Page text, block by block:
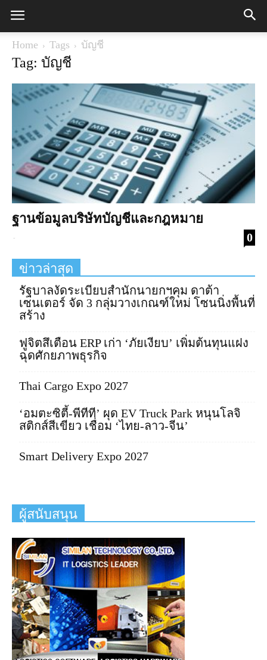
Home Tags บัญชี
Tag: บัญชี
ฐานข้อมูลบริษัทบัญชีและกฎหมาย
- 0
ข่าวล่าสุด
รัฐบาลงัดระเบียบสำนักนายกฯคุม ดาต้า
เซนเตอร์ จัด 3 กลุ่มวางเกณฑ์ใหม่ โซนนิ่งพื้นที่
สร้าง
ฟูจิตสึเตือน ERP เก่า ‘ภัยเงียบ’ เพิ่มต้นทุนแฝง
ฉุดศักยภาพธุรกิจ
Thai Cargo Expo 2027
‘อมตะซิตี้-พีทีที’ ผุด EV Truck Park หนุนโลจิ
สติกส์สีเขียว เชื่อม ‘ไทย-ลาว-จีน’
Smart Delivery Expo 2027
ผู้สนับสนุน